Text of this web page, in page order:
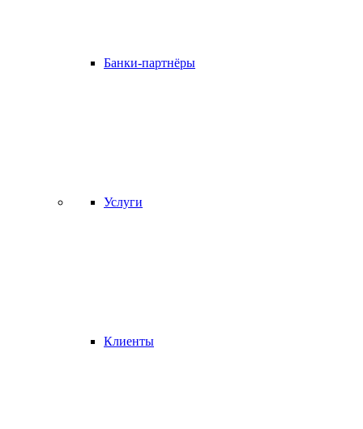
Банки-партнёры
Услуги
Клиенты